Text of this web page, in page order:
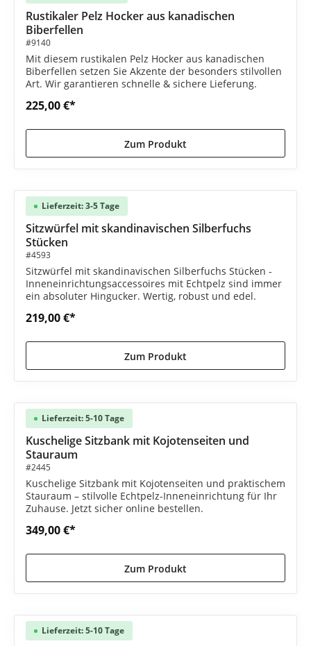
Rustikaler Pelz Hocker aus kanadischen
Biberfellen
#9140
Mit diesem rustikalen Pelz Hocker aus kanadischen
Biberfellen setzen Sie Akzente der besonders stilvollen
Art. Wir garantieren schnelle & sichere Lieferung.
225,00 €*
Zum Produkt
Lieferzeit: 3-5 Tage
Sitzwürfel mit skandinavischen Silberfuchs
Stücken
#4593
Sitzwürfel mit skandinavischen Silberfuchs Stücken -
Inneneinrichtungsaccessoires mit Echtpelz sind immer
ein absoluter Hingucker. Wertig, robust und edel.
219,00 €*
Zum Produkt
Lieferzeit: 5-10 Tage
Kuschelige Sitzbank mit Kojotenseiten und
Stauraum
#2445
Kuschelige Sitzbank mit Kojotenseiten und praktischem
Stauraum – stilvolle Echtpelz-Inneneinrichtung für Ihr
Zuhause. Jetzt sicher online bestellen.
349,00 €*
Zum Produkt
Lieferzeit: 5-10 Tage